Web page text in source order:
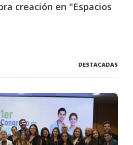
creación en "Espacios
DESTACADAS